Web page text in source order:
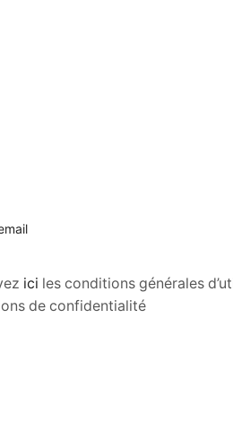
ici les conditions générales
de confidentialité